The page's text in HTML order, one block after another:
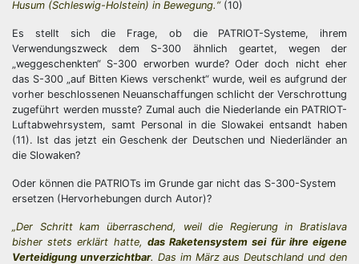
Husum (Schleswig-Holstein) in Bewegung.“(10)
Es stellt sich die Frage, ob die PATRIOT-Systeme, ihrem
Verwendungszweck dem S-300 ähnlich geartet, wegen der
„weggeschenkten“ S-300 erworben wurde? Oder doch nicht eher
das S-300 „auf Bitten Kiews verschenkt“ wurde, weil es aufgrund der
vorher beschlossenen Neuanschaffungen schlicht der Verschrottung
zugeführt werden musste? Zumal auch die Niederlande ein PATRIOT-
Luftabwehrsystem, samt Personal in die Slowakei entsandt haben
(11). Ist das jetzt ein Geschenk der Deutschen und Niederländer an
die Slowaken?
Oder können die PATRIOTs im Grunde gar nicht das S-300-System
ersetzen (Hervorhebungen durch Autor)?
„Der Schritt kam überraschend, weil die Regierung in Bratislava
bisher stets erklärt hatte, das Raketensystem sei für ihre eigene
Verteidigung unverzichtbar. Das im März aus Deutschland und den